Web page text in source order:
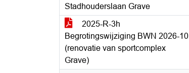
Stadhouderslaan Grave
2025-R-3h
Begrotingswijziging BWN 2026-10
(renovatie van sportcomplex
Grave)